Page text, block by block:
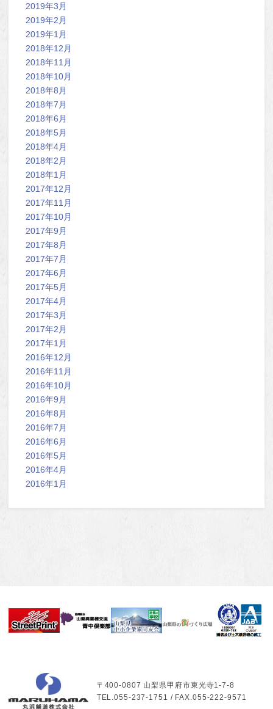
2019年3月
2019年2月
2019年1月
2018年12月
2018年11月
2018年10月
2018年8月
2018年7月
2018年6月
2018年5月
2018年4月
2018年2月
2018年1月
2017年12月
2017年11月
2017年10月
2017年9月
2017年8月
2017年7月
2017年6月
2017年5月
2017年4月
2017年3月
2017年2月
2017年1月
2016年12月
2016年11月
2016年10月
2016年9月
2016年8月
2016年7月
2016年6月
2016年5月
2016年4月
2016年1月
〒400-0807 山梨県甲府市東光寺1-7-8
TEL.055-237-1751 / FAX.055-222-9571